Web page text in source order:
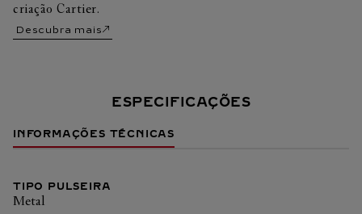
criação Cartier.
Descubra mais
ESPECIFICAÇÕES
INFORMAÇÕES TÉCNICAS
TIPO PULSEIRA
Metal